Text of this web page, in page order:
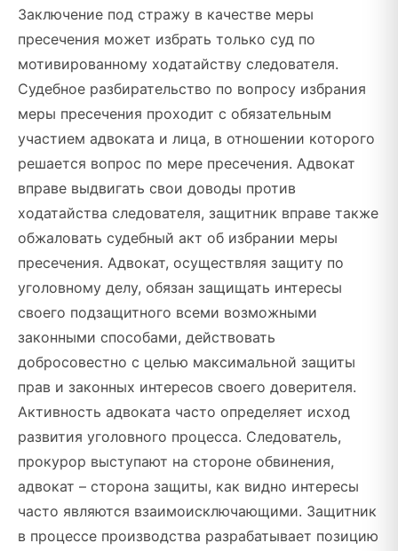
Заключение под стражу в качестве меры
пресечения может избрать только суд по
мотивированному ходатайству следователя.
Судебное разбирательство по вопросу избрания
меры пресечения проходит с обязательным
участием адвоката и лица, в отношении которого
решается вопрос по мере пресечения. Адвокат
вправе выдвигать свои доводы против
ходатайства следователя, защитник вправе также
обжаловать судебный акт об избрании меры
пресечения. Адвокат, осуществляя защиту по
уголовному делу, обязан защищать интересы
своего подзащитного всеми возможными
законными способами, действовать
добросовестно с целью максимальной защиты
прав и законных интересов своего доверителя.
Активность адвоката часто определяет исход
развития уголовного процесса. Следователь,
прокурор выступают на стороне обвинения,
адвокат – сторона защиты, как видно интересы
часто являются взаимоисключающими. Защитник
в процессе производства разрабатывает позицию